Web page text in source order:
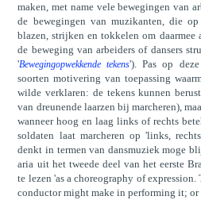
maken, met name vele bewegingen van
de bewegingen van muzikanten, die
blazen, strijken en tokkelen om daarmee
de beweging van arbeiders of dansers
'Bewegingopwekkende tekens'). Pas op
soorten motivering van toepassing
wilde verklaren: de tekens kunnen
van dreunende laarzen bij marcheren),
wanneer hoog en laag links of rechts
soldaten laat marcheren op 'links,
denkt in termen van dansmuziek moge
aria uit het tweede deel van het eerste
te lezen 'as a choreography of
conductor might make in performing it;